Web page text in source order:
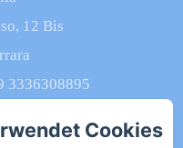
12 Bis
3336308895
Cookies